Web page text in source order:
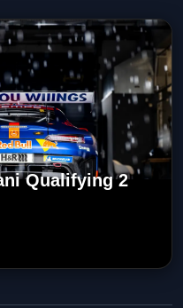
Qualifying 2